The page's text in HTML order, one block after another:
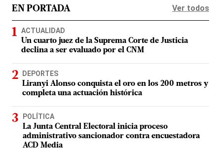
EN PORTADA Ver todos
ACTUALIDAD
Un cuarto juez de la Suprema Corte de Justicia
declina a ser evaluado por el CNM
DEPORTES
Liranyi Alonso conquista el oro en los 200 metros y
completa una actuación histórica
POLÍTICA
La Junta Central Electoral inicia proceso
administrativo sancionador contra encuestadora
ACD Media